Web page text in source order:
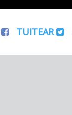
TUITEAR